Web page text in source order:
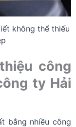
không thể thiếu
công
ty Hải
bằng nhiều công